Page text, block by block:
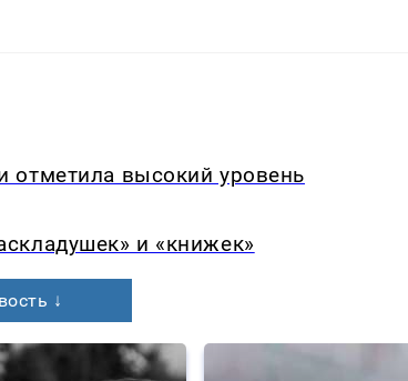
отметила высокий уровень
и «книжек»
↓